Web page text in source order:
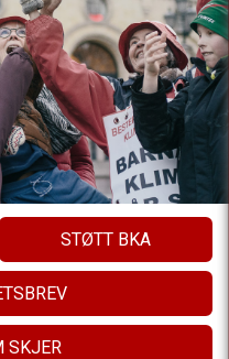
STØTT BKA
SKJER